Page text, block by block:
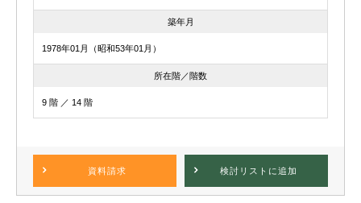
築年月
1978年01月（昭和53年01月）
所在階／階数
9 階 ／ 14 階
資料請求 検討リスト に追加